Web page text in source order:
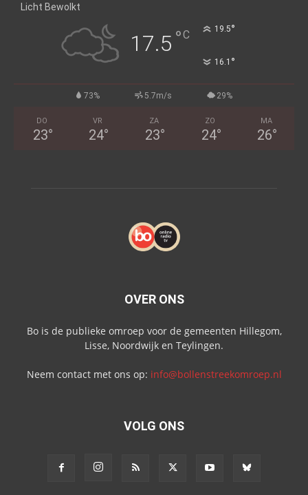
Licht Bewolkt
17.5 °C 19.5°
16.1 °
73% 5.7m/s 29%
DO
23°
VR
24°
ZA
23°
ZO
24°
MA
26°
OVER ONS
Bo is de publieke omroep voor de gemeenten Hillegom,
Lisse, Noordwijk en Teylingen.
Neem contact met ons op: info@bollenstreekomroep.nl
VOLG ONS